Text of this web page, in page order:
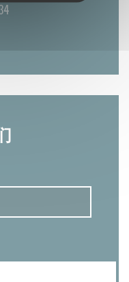
((在新窗口中打开))
((在新窗口中打